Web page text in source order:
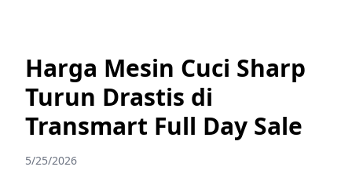
Harga Mesin Cuci Sharp
Turun Drastis di
Transmart Full Day Sale
5/25/2026